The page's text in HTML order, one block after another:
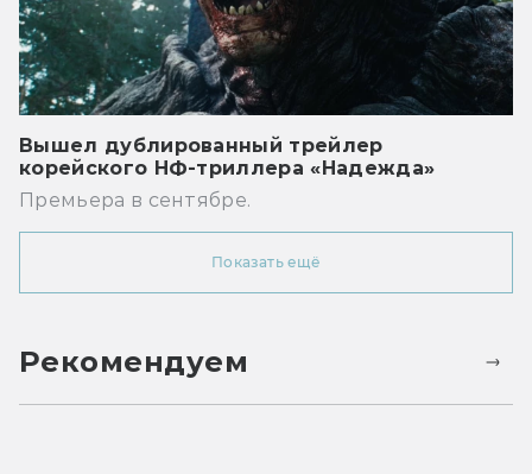
Вышел дублированный трейлер
корейского НФ-триллера «Надежда»
Премьера в сентябре.
Показать ещё
Рекомендуем